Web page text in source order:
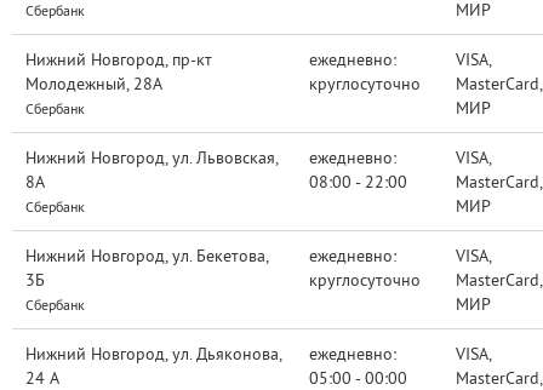
Сбербанк МИР
Нижний Новгород, пр-кт
Молодежный, 28А
Сбербанк
ежедневно:
круглосуточно
VISA,
MasterCard,
МИР
Нижний Новгород, ул. Львовская,
8А
Сбербанк
ежедневно:
08:00 - 22:00
VISA,
MasterCard,
МИР
Нижний Новгород, ул. Бекетова,
3Б
Сбербанк
ежедневно:
круглосуточно
VISA,
MasterCard,
МИР
Нижний Новгород, ул. Дьяконова,
24 А
ежедневно:
05:00 - 00:00
VISA,
MasterCard,